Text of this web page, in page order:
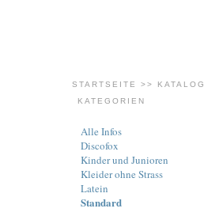
STARTSEITE >> KATALOG
KATEGORIEN
Alle Infos
Discofox
Kinder und Junioren
Kleider ohne Strass
Latein
Standard